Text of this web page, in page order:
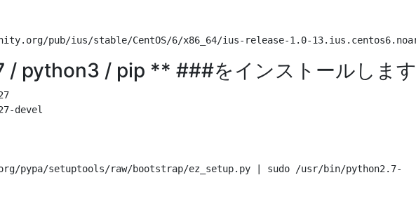
/ python3 / pip ** ###をインストールします
devel